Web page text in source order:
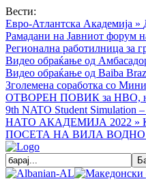
Вести:
Евро-Атлантска Академија »
Рамадани на Јавниот
Регионална работилница за
Видео обраќањe од
Видео обраќање од Baiba
Зголемена соработка со
ОТВОРЕН ПОВИК за НВО,
9th NATO Student Simulation
НАТО АКАДЕМИЈА 2022 »
ПОСЕТА НА ВИЛА ВОДНО